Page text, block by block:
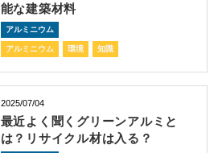
能な建築材料
アルミニウム
アルミニウム 環境 知識
2025/07/04
最近よく聞くグリーンアルミと
は？リサイクル材は入る？